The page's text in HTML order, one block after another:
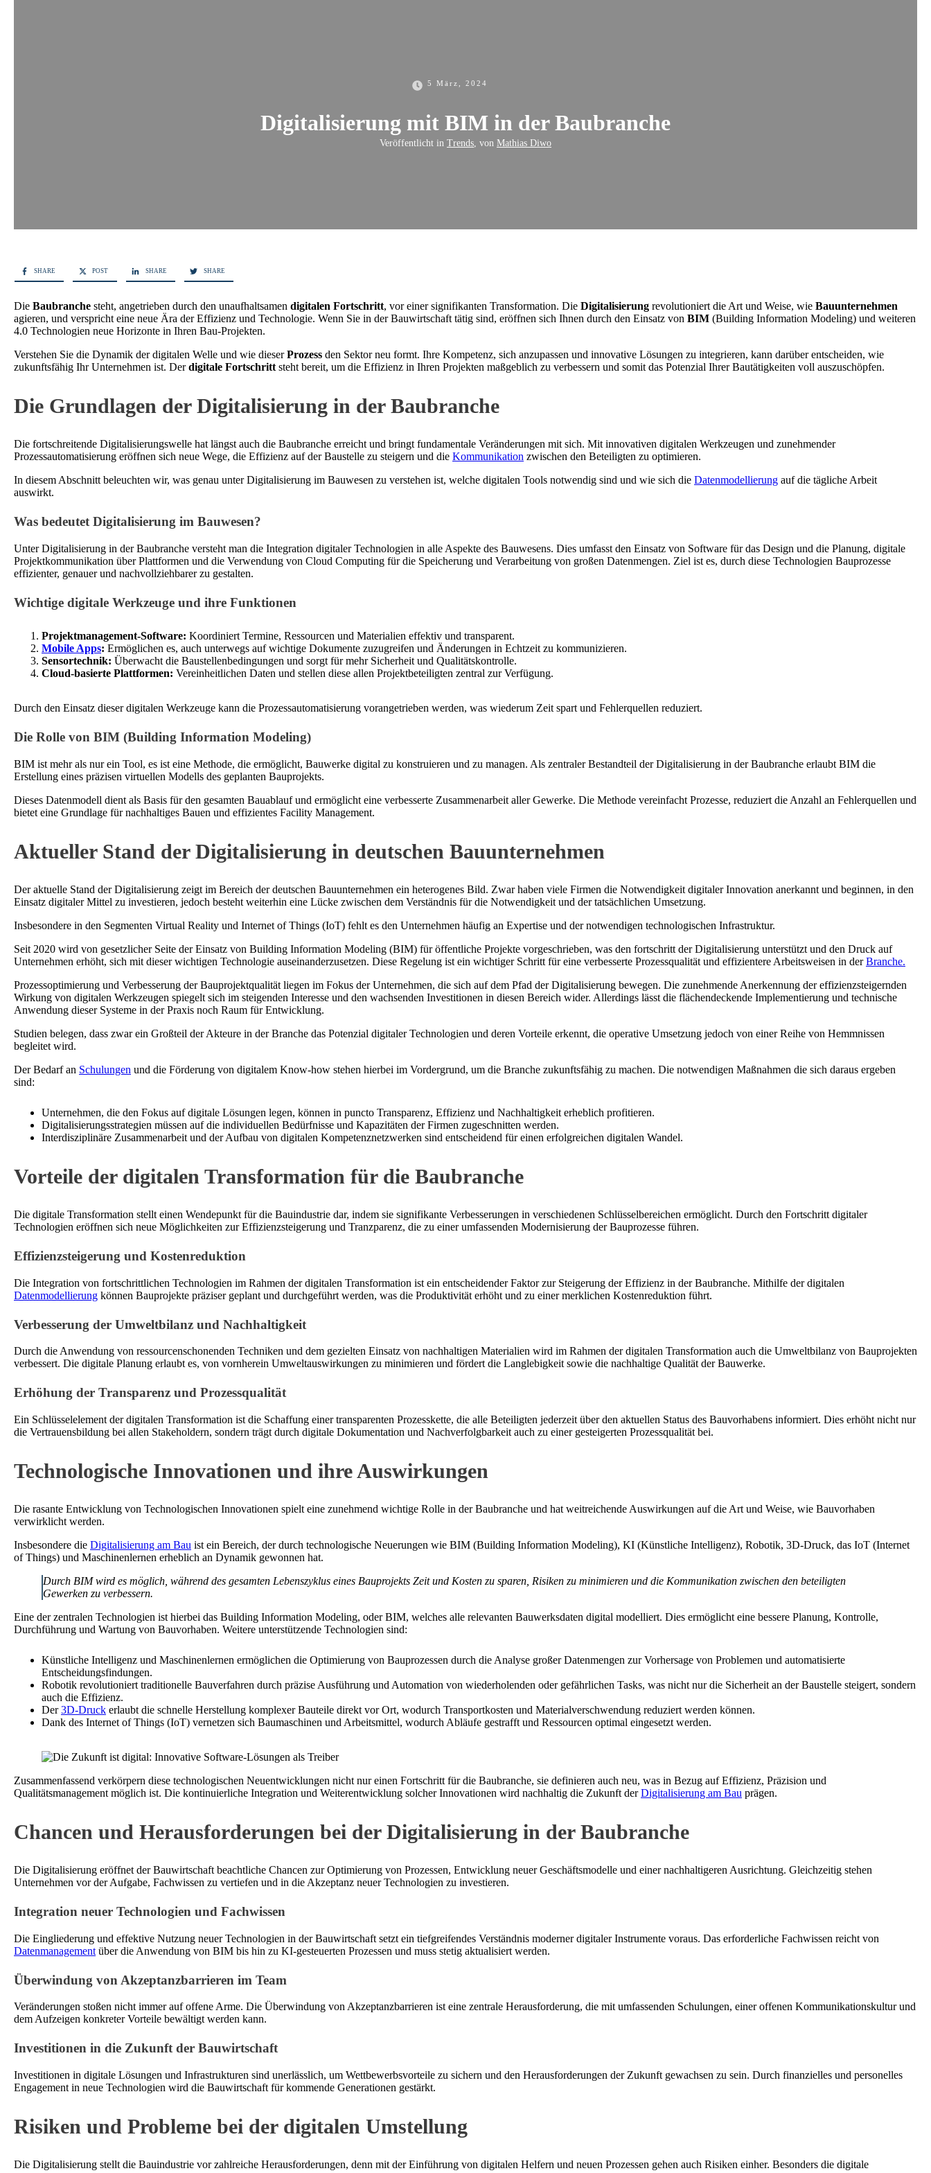
5 März, 2024
Digitalisierung mit BIM in der Baubranche
Veröffentlicht in Trends , von Mathias Diwo
SHARE POST SHARE SHARE
Die Baubranche steht, angetrieben durch den unaufhaltsamen digitalen Fortschritt, vor einer signifikanten Transformation. Die Digitalisierung revolutioniert die Art und Weise, wie Bauunternehmen
agieren, und verspricht eine neue Ära der Effizienz und Technologie. Wenn Sie in der Bauwirtschaft tätig sind, eröffnen sich Ihnen durch den Einsatz von BIM (Building Information Modeling) und weiteren
4.0 Technologien neue Horizonte in Ihren Bau-Projekten.
Verstehen Sie die Dynamik der digitalen Welle und wie dieserProzess den Sektor neu formt. Ihre Kompetenz, sich anzupassen und innovative Lösungen zu integrieren, kann darüber entscheiden, wie
zukunftsfähig Ihr Unternehmen ist. Derdigitale Fortschritt steht bereit, um die Effizienz in Ihren Projekten maßgeblich zu verbessern und somit das Potenzial Ihrer Bautätigkeiten voll auszuschöpfen.
Die Grundlagen der Digitalisierung in der Baubranche
Die fortschreitende Digitalisierungswelle hat längst auch die Baubranche erreicht und bringt fundamentale Veränderungen mit sich. Mit innovativen digitalen Werkzeugen und zunehmender
Prozessautomatisierung eröffnen sich neue Wege, die Effizienz auf der Baustelle zu steigern und die Kommunikation zwischen den Beteiligten zu optimieren.
In diesem Abschnitt beleuchten wir, was genau unter Digitalisierung im Bauwesen zu verstehen ist, welche digitalen Tools notwendig sind und wie sich die Datenmodellierung auf die tägliche Arbeit
auswirkt.
Was bedeutet Digitalisierung im Bauwesen?
Unter Digitalisierung in der Baubranche versteht man die Integration digitaler Technologien in alle Aspekte des Bauwesens. Dies umfasst den Einsatz von Software für das Design und die Planung, digitale
Projektkommunikation über Plattformen und die Verwendung von Cloud Computing für die Speicherung und Verarbeitung von großen Datenmengen. Ziel ist es, durch diese Technologien Bauprozesse
effizienter, genauer und nachvollziehbarer zu gestalten.
Wichtige digitale Werkzeuge und ihre Funktionen
Projektmanagement-Software: Koordiniert Termine, Ressourcen und Materialien effektiv und transparent.
Mobile Apps: Ermöglichen es, auch unterwegs auf wichtige Dokumente zuzugreifen und Änderungen in Echtzeit zu kommunizieren.
Sensortechnik: Überwacht die Baustellenbedingungen und sorgt für mehr Sicherheit und Qualitätskontrolle.
Cloud-basierte Plattformen: Vereinheitlichen Daten und stellen diese allen Projektbeteiligten zentral zur Verfügung.
Durch den Einsatz dieser digitalen Werkzeuge kann die Prozessautomatisierung vorangetrieben werden, was wiederum Zeit spart und Fehlerquellen reduziert.
Die Rolle von BIM (Building Information Modeling)
BIM ist mehr als nur ein Tool, es ist eine Methode, die ermöglicht, Bauwerke digital zu konstruieren und zu managen. Als zentraler Bestandteil der Digitalisierung in der Baubranche erlaubt BIM die
Erstellung eines präzisen virtuellen Modells des geplanten Bauprojekts.
Dieses Datenmodell dient als Basis für den gesamten Bauablauf und ermöglicht eine verbesserte Zusammenarbeit aller Gewerke. Die Methode vereinfacht Prozesse, reduziert die Anzahl an Fehlerquellen und
bietet eine Grundlage für nachhaltiges Bauen und effizientes Facility Management.
Aktueller Stand der Digitalisierung in deutschen Bauunternehmen
Der aktuelle Stand der Digitalisierung zeigt im Bereich der deutschen Bauunternehmen ein heterogenes Bild. Zwar haben viele Firmen die Notwendigkeit digitaler Innovation anerkannt und beginnen, in den
Einsatz digitaler Mittel zu investieren, jedoch besteht weiterhin eine Lücke zwischen dem Verständnis für die Notwendigkeit und der tatsächlichen Umsetzung.
Insbesondere in den Segmenten Virtual Reality und Internet of Things (IoT) fehlt es den Unternehmen häufig an Expertise und der notwendigen technologischen Infrastruktur.
Seit 2020 wird von gesetzlicher Seite der Einsatz von Building Information Modeling (BIM) für öffentliche Projekte vorgeschrieben, was den fortschritt der Digitalisierung unterstützt und den Druck auf
Unternehmen erhöht, sich mit dieser wichtigen Technologie auseinanderzusetzen. Diese Regelung ist ein wichtiger Schritt für eine verbesserte Prozessqualität und effizientere Arbeitsweisen in derBranche.
Prozessoptimierung und Verbesserung der Bauprojektqualität liegen im Fokus der Unternehmen, die sich auf dem Pfad der Digitalisierung bewegen. Die zunehmende Anerkennung der effizienzsteigernden
Wirkung von digitalen Werkzeugen spiegelt sich im steigenden Interesse und den wachsenden Investitionen in diesen Bereich wider. Allerdings lässt die flächendeckende Implementierung und technische
Anwendung dieser Systeme in der Praxis noch Raum für Entwicklung.
Studien belegen, dass zwar ein Großteil der Akteure in der Branche das Potenzial digitaler Technologien und deren Vorteile erkennt, die operative Umsetzung jedoch von einer Reihe von Hemmnissen
begleitet wird.
Der Bedarf an Schulungen und die Förderung von digitalem Know-how stehen hierbei im Vordergrund, um die Branche zukunftsfähig zu machen. Die notwendigen Maßnahmen die sich daraus ergeben
sind:
Unternehmen, die den Fokus auf digitale Lösungen legen, können in puncto Transparenz, Effizienz und Nachhaltigkeit erheblich profitieren.
Digitalisierungsstrategien müssen auf die individuellen Bedürfnisse und Kapazitäten der Firmen zugeschnitten werden.
Interdisziplinäre Zusammenarbeit und der Aufbau von digitalen Kompetenznetzwerken sind entscheidend für einen erfolgreichen digitalen Wandel.
Vorteile der digitalen Transformation für die Baubranche
Die digitale Transformation stellt einen Wendepunkt für die Bauindustrie dar, indem sie signifikante Verbesserungen in verschiedenen Schlüsselbereichen ermöglicht. Durch den Fortschritt digitaler
Technologien eröffnen sich neue Möglichkeiten zur Effizienzsteigerung und Tranzparenz, die zu einer umfassenden Modernisierung der Bauprozesse führen.
Effizienzsteigerung und Kostenreduktion
Die Integration von fortschrittlichen Technologien im Rahmen der digitalen Transformation ist ein entscheidender Faktor zur Steigerung der Effizienz in der Baubranche. Mithilfe der digitalen
Datenmodellierung können Bauprojekte präziser geplant und durchgeführt werden, was die Produktivität erhöht und zu einer merklichen Kostenreduktion führt.
Verbesserung der Umweltbilanz und Nachhaltigkeit
Durch die Anwendung von ressourcenschonenden Techniken und dem gezielten Einsatz von nachhaltigen Materialien wird im Rahmen der digitalen Transformation auch die Umweltbilanz von Bauprojekten
verbessert. Die digitale Planung erlaubt es, von vornherein Umweltauswirkungen zu minimieren und fördert die Langlebigkeit sowie die nachhaltige Qualität der Bauwerke.
Erhöhung der Transparenz und Prozessqualität
Ein Schlüsselelement der digitalen Transformation ist die Schaffung einer transparenten Prozesskette, die alle Beteiligten jederzeit über den aktuellen Status des Bauvorhabens informiert. Dies erhöht nicht nur
die Vertrauensbildung bei allen Stakeholdern, sondern trägt durch digitale Dokumentation und Nachverfolgbarkeit auch zu einer gesteigerten Prozessqualität bei.
Technologische Innovationen und ihre Auswirkungen
Die rasante Entwicklung von Technologischen Innovationen spielt eine zunehmend wichtige Rolle in der Baubranche und hat weitreichende Auswirkungen auf die Art und Weise, wie Bauvorhaben
verwirklicht werden.
Insbesondere die Digitalisierung am Bau ist ein Bereich, der durch technologische Neuerungen wie BIM (Building Information Modeling), KI (Künstliche Intelligenz), Robotik, 3D-Druck, das IoT (Internet
of Things) und Maschinenlernen erheblich an Dynamik gewonnen hat.
Durch BIM wird es möglich, während des gesamten Lebenszyklus eines Bauprojekts Zeit und Kosten zu sparen, Risiken zu minimieren und die Kommunikation zwischen den beteiligten
Gewerken zu verbessern.
Eine der zentralen Technologien ist hierbei das Building Information Modeling, oder BIM, welches alle relevanten Bauwerksdaten digital modelliert. Dies ermöglicht eine bessere Planung, Kontrolle,
Durchführung und Wartung von Bauvorhaben. Weitere unterstützende Technologien sind:
Künstliche Intelligenz und Maschinenlernen ermöglichen die Optimierung von Bauprozessen durch die Analyse großer Datenmengen zur Vorhersage von Problemen und automatisierte
Entscheidungsfindungen.
Robotik revolutioniert traditionelle Bauverfahren durch präzise Ausführung und Automation von wiederholenden oder gefährlichen Tasks, was nicht nur die Sicherheit an der Baustelle steigert, sondern
auch die Effizienz.
Der3D-Druck erlaubt die schnelle Herstellung komplexer Bauteile direkt vor Ort, wodurch Transportkosten und Materialverschwendung reduziert werden können.
Dank des Internet of Things (IoT) vernetzen sich Baumaschinen und Arbeitsmittel, wodurch Abläufe gestrafft und Ressourcen optimal eingesetzt werden.
Zusammenfassend verkörpern diese technologischen Neuentwicklungen nicht nur einen Fortschritt für die Baubranche, sie definieren auch neu, was in Bezug auf Effizienz, Präzision und
Qualitätsmanagement möglich ist. Die kontinuierliche Integration und Weiterentwicklung solcher Innovationen wird nachhaltig die Zukunft derDigitalisierung am Bau prägen.
Chancen und Herausforderungen bei der Digitalisierung in der Baubranche
Die Digitalisierung eröffnet der Bauwirtschaft beachtliche Chancen zur Optimierung von Prozessen, Entwicklung neuer Geschäftsmodelle und einer nachhaltigeren Ausrichtung. Gleichzeitig stehen
Unternehmen vor der Aufgabe, Fachwissen zu vertiefen und in die Akzeptanz neuer Technologien zu investieren.
Integration neuer Technologien und Fachwissen
Die Eingliederung und effektive Nutzung neuer Technologien in der Bauwirtschaft setzt ein tiefgreifendes Verständnis moderner digitaler Instrumente voraus. Das erforderliche Fachwissen reicht von
Datenmanagement über die Anwendung von BIM bis hin zu KI-gesteuerten Prozessen und muss stetig aktualisiert werden.
Überwindung von Akzeptanzbarrieren im Team
Veränderungen stoßen nicht immer auf offene Arme. Die Überwindung von Akzeptanzbarrieren ist eine zentrale Herausforderung, die mit umfassenden Schulungen, einer offenen Kommunikationskultur und
dem Aufzeigen konkreter Vorteile bewältigt werden kann.
Investitionen in die Zukunft der Bauwirtschaft
Investitionen in digitale Lösungen und Infrastrukturen sind unerlässlich, um Wettbewerbsvorteile zu sichern und den Herausforderungen der Zukunft gewachsen zu sein. Durch finanzielles und personelles
Engagement in neue Technologien wird die Bauwirtschaft für kommende Generationen gestärkt.
Risiken und Probleme bei der digitalen Umstellung
Die Digitalisierung stellt die Bauindustrie vor zahlreiche Herausforderungen, denn mit der Einführung von digitalen Helfern und neuen Prozessen gehen auch Risiken einher. Besonders die digitale